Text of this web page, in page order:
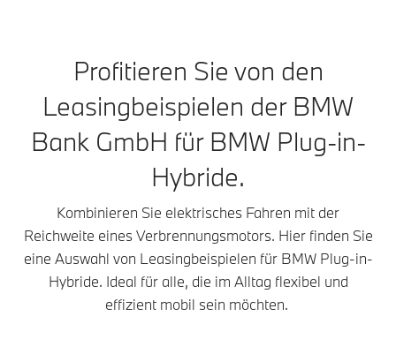
Profitieren Sie von den
Leasingbeispielen der BMW
Bank GmbH für BMW Plug-in-
Hybride.
Kombinieren Sie elektrisches Fahren mit der
Reichweite eines Verbrennungsmotors. Hier finden Sie
eine Auswahl von Leasingbeispielen für BMW Plug-in-
Hybride. Ideal für alle, die im Alltag flexibel und
effizient mobil sein möchten.